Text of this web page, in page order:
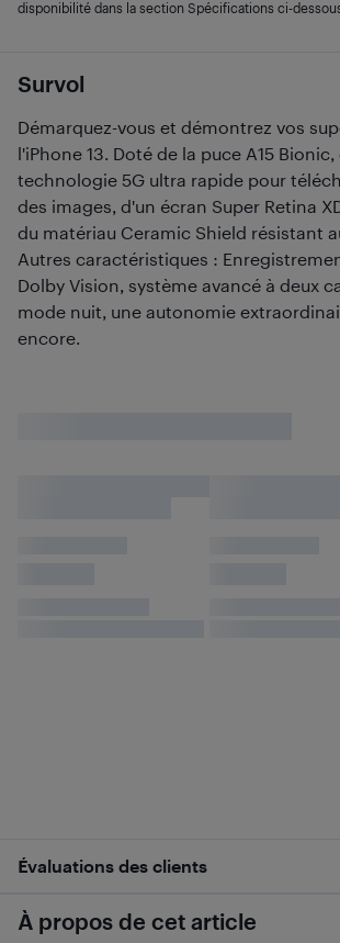
Survol
Démarquez-vous et démontrez vos
l'iPhone 13. Doté de la puce A15 Bionic,
technologie 5G ultra rapide pour
des images, d'un écran Super Retina
du matériau Ceramic Shield résistant
Autres caractéristiques :
Dolby Vision, système avancé à deux
mode nuit, une autonomie
encore.
disponibilité dans la section Spécifications ci-
Évaluations des clients
À propos de cet article